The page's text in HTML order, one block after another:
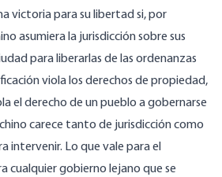
victoria para su libertad si, por
asumiera la jurisdicción sobre sus
para liberarlas de las ordenanzas
viola los derechos de propiedad,
el derecho de un pueblo a gobernarse
carece tanto de jurisdicción como
intervenir. Lo que vale para el
cualquier gobierno lejano que se